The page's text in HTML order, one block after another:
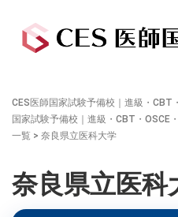
CES医師国家試験予備校｜進級・CBT
国家試験予備校｜進級・CBT・OSCE
一覧 > 奈良県立医科大学
奈良県立医科